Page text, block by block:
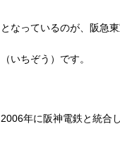
となっているのが、阪急
（いちぞう）です。
2006年に阪神電鉄と統合